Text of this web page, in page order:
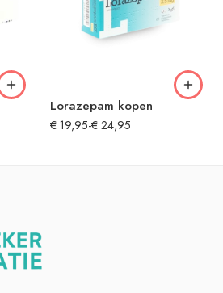
Lorazepam kopen
€19,95-€24,95